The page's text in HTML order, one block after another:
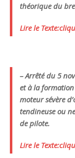
théorique du
Lire le
– Arrêté du 5
et à la formation
moteur sévère
tendineuse ou
de pilote.
Lire le